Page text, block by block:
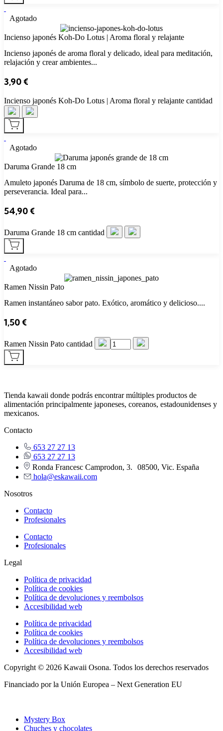
Agotado
Incienso japonés Koh‑Do Lotus | Aroma floral y relajante
Incienso japonés de aroma floral y delicado, ideal para meditación,
relajación y crear ambientes...
3,90€
Incienso japonés Koh‑Do Lotus | Aroma floral y relajante cantidad
Agotado
Daruma Grande 18 cm
Amuleto japonés Daruma de 18 cm, símbolo de suerte, protección y
perseverancia. Ideal para...
54,90€
Daruma Grande 18 cm cantidad
Agotado
Ramen Nissin Pato
Ramen instantáneo sabor pato. Exótico, aromático y delicioso....
1,50€
Ramen Nissin Pato cantidad
Tienda kawaii donde podrás encontrar múltiples productos de
alimentación principalmente japoneses, coreanos, estadounidenses y
mexicanos.
Contacto
653 27 27 13
653 27 27 13
Ronda Francesc Camprodon, 3. 08500, Vic. España
hola@eskawaii.com
Nosotros
Contacto
Profesionales
Contacto
Profesionales
Legal
Política de privacidad
Política de cookies
Política de devoluciones y reembolsos
Accesibilidad web
Política de privacidad
Política de cookies
Política de devoluciones y reembolsos
Accesibilidad web
Copyright © 2026 Kawaii Osona. Todos los derechos reservados
Financiado por la Unión Europea – Next Generation EU
Mystery Box
Chuches y chocolates